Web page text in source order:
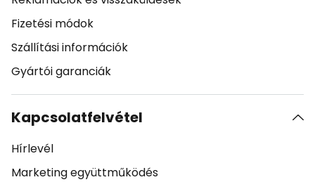
Fizetési módok
Szállítási információk
Gyártói garanciák
Kapcsolatfelvétel
Hírlevél
Marketing együttműködés